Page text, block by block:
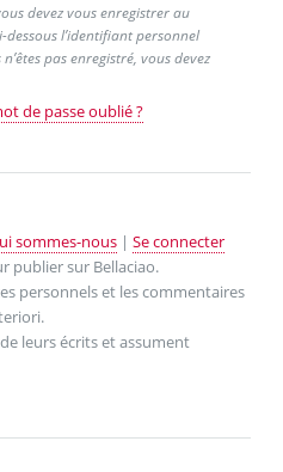
devez vous enregistrer au
l’identifiant personnel
pas enregistré, vous devez
de passe oublié ?
sommes-nous| Se connecter
publier sur Bellaciao.
personnels et les commentaires
leurs écrits et assument